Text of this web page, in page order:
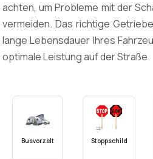
achten, um Probleme mit der
vermeiden. Das richtige
lange Lebensdauer Ihres
optimale Leistung auf der Straße.
Busvorzelt Stoppschild